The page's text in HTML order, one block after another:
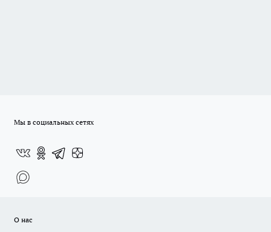
Мы в социальных сетях
О нас